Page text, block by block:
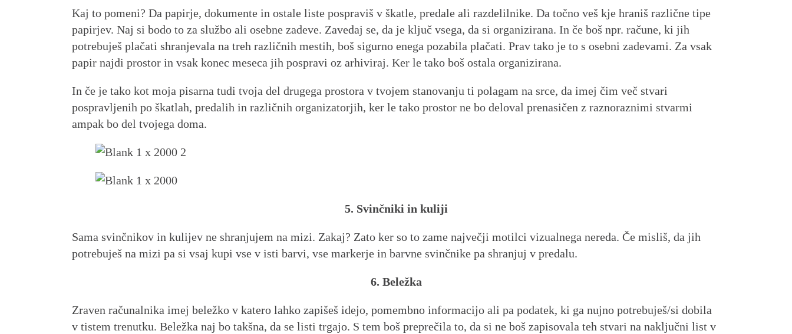
Kaj to pomeni? Da papirje, dokumente in ostale liste pospraviš v škatle, predale ali razdelilnike. Da točno veš kje hraniš različne tipe
papirjev. Naj si bodo to za službo ali osebne zadeve. Zavedaj se, da je ključ vsega, da si organizirana. In če boš npr. račune, ki jih
potrebuješ plačati shranjevala na treh različnih mestih, boš sigurno enega pozabila plačati. Prav tako je to s osebni zadevami. Za vsak
papir najdi prostor in vsak konec meseca jih pospravi oz arhiviraj. Ker le tako boš ostala organizirana.
In če je tako kot moja pisarna tudi tvoja del drugega prostora v tvojem stanovanju ti polagam na srce, da imej čim več stvari
pospravljenih po škatlah, predalih in različnih organizatorjih, ker le tako prostor ne bo deloval prenasičen z raznoraznimi stvarmi
ampak bo del tvojega doma.
5. Svinčniki in kuliji
Sama svinčnikov in kulijev ne shranjujem na mizi. Zakaj? Zato ker so to zame največji motilci vizualnega nereda. Če misliš, da jih
potrebuješ na mizi pa si vsaj kupi vse v isti barvi, vse markerje in barvne svinčnike pa shranjuj v predalu.
6. Beležka
Zraven računalnika imej beležko v katero lahko zapišeš idejo, pomembno informacijo ali pa podatek, ki ga nujno potrebuješ/si dobila
v tistem trenutku. Beležka naj bo takšna, da se listi trgajo. S tem boš preprečila to, da si ne boš zapisovala teh stvari na naključni list v